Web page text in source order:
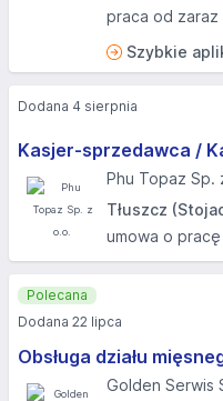
praca od zaraz
Szybkie
Kasjer-sprzedawca /
Phu Topaz Sp.
Tłuszcz
umowa o pracę
Dodana 4 sierpnia
Obsługa działu
Golden Serwis
Polecana
Dodana 22 lipca